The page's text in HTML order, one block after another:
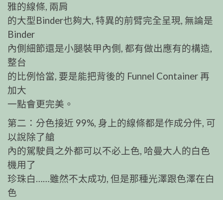
雅的線條, 兩肩
的大型Binder也夠大, 特異的前臂完全呈現, 無論是
Binder
內側細節還是小腿裝甲內側, 都有做出應有的構造,
整台
的比例恰當, 要是能把背後的 Funnel Container 再
加大
一點會更完美。
第二：分色接近 99%, 身上的線條都是作成分件, 可
以說除了艙
內的駕駛員之外都可以不必上色, 哈曼大人的白色
機用了
珍珠白……雖然不太成功, 但是那種光澤跟色澤在白
色